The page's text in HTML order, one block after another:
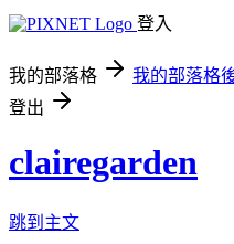
登入
我的部落格 我的部落格
登出
clairegarden
跳到主文